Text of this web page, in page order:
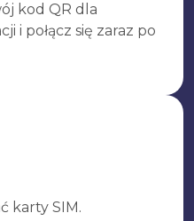
kod QR dla
i połącz się zaraz po
karty SIM.